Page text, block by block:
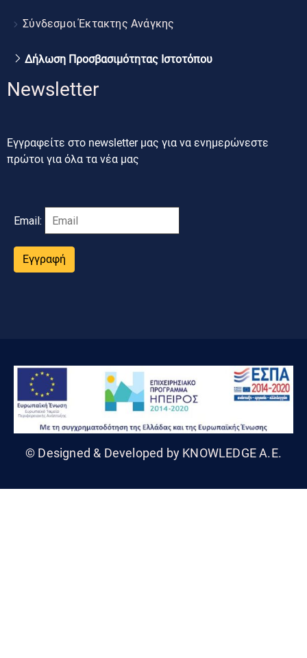
Σύνδεσμοι Έκτακτης Ανάγκης
Δήλωση Προσβασιμότητας Ιστοτόπου
Newsletter
Εγγραφείτε στο newsletter μας για να ενημερώνεστε
πρώτοι για όλα τα νέα μας
Email:
Εγγραφή
© Designed & Developed by KNOWLEDGE A.E.